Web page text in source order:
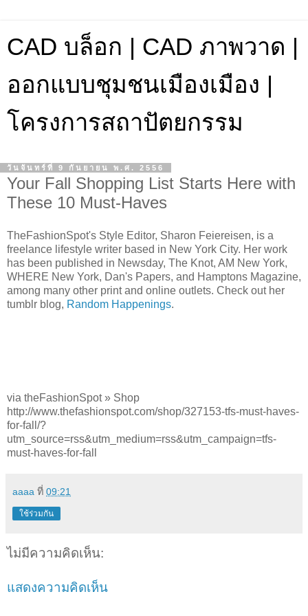
CAD บล็อก | CAD ภาพวาด |
ออกแบบชุมชนเมืองเมือง |
โครงการสถาปัตยกรรม
วันจันทร์ที่ 9 กันยายน พ.ศ. 2556
Your Fall Shopping List Starts Here with
These 10 Must-Haves
TheFashionSpot's Style Editor, Sharon Feiereisen, is a
freelance lifestyle writer based in New York City. Her work
has been published in Newsday, The Knot, AM New York,
WHERE New York, Dan's Papers, and Hamptons Magazine,
among many other print and online outlets. Check out her
tumblr blog, Random Happenings.
via theFashionSpot » Shop
http://www.thefashionspot.com/shop/327153-tfs-must-haves-
for-fall/?
utm_source=rss&utm_medium=rss&utm_campaign=tfs-
must-haves-for-fall
aaaa ที่ 09:21
ใช้ร่วมกัน
ไม่มีความคิดเห็น:
แสดงความคิดเห็น